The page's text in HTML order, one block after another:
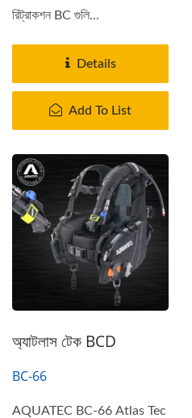
রিট্রাকশন BC গুলি...
Details
Add To List
অ্যাটলাস টেক BCD
BC-66
AQUATEC BC-66 Atlas Tec